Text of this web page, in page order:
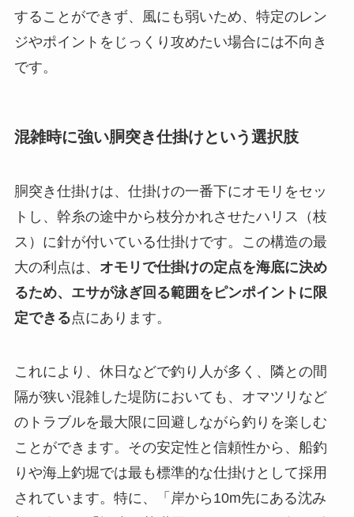
することができず、風にも弱いため、特定のレン
ジやポイントをじっくり攻めたい場合には不向き
です。
混雑時に強い胴突き仕掛けという選択肢
胴突き仕掛けは、仕掛けの一番下にオモリをセッ
トし、幹糸の途中から枝分かれさせたハリス（枝
ス）に針が付いている仕掛けです。この構造の最
大の利点は、 オモリで仕掛けの定点を海底に決め
るため、エサが泳ぎ回る範囲をピンポイントに限
定できる点にあります。
これにより、休日などで釣り人が多く、隣との間
隔が狭い混雑した堤防においても、オマツリなど
のトラブルを最大限に回避しながら釣りを楽しむ
ことができます。その安定性と信頼性から、船釣
りや海上釣堀では最も標準的な仕掛けとして採用
されています。特に、「岸から10m先にある沈み